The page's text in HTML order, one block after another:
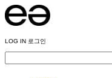
LOG IN 로그인